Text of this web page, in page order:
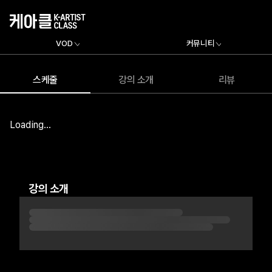
VOD 커뮤니티
스케줄 강의 소개 리뷰
Loading...
강의 소개